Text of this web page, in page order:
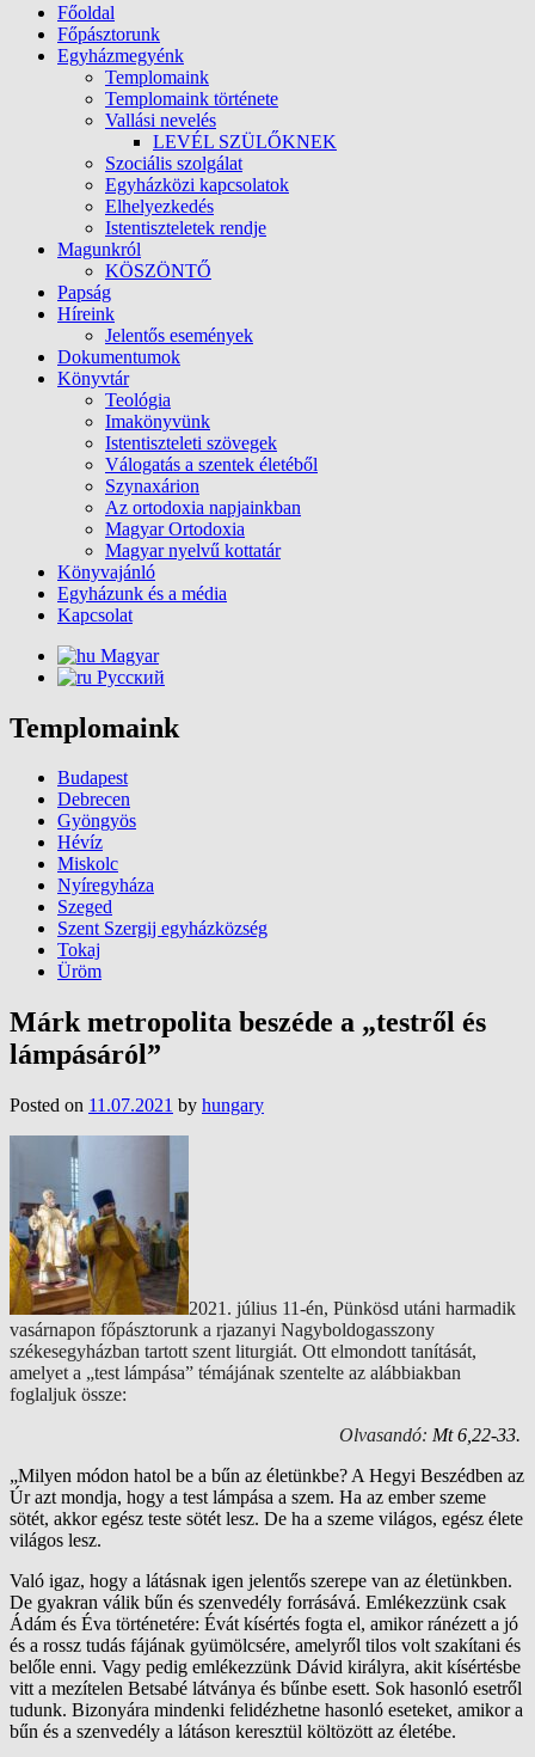
Főoldal
Főpásztorunk
Egyházmegyénk
Templomaink
Templomaink története
Vallási nevelés
LEVÉL SZÜLŐKNEK
Szociális szolgálat
Egyházközi kapcsolatok
Elhelyezkedés
Istentiszteletek rendje
Magunkról
KÖSZÖNTŐ
Papság
Híreink
Jelentős események
Dokumentumok
Könyvtár
Teológia
Imakönyvünk
Istentiszteleti szövegek
Válogatás a szentek életéből
Szynaxárion
Az ortodoxia napjainkban
Magyar Ortodoxia
Magyar nyelvű kottatár
Könyvajánló
Egyházunk és a média
Kapcsolat
Magyar
Русский
Templomaink
Budapest
Debrecen
Gyöngyös
Hévíz
Miskolc
Nyíregyháza
Szeged
Szent Szergij egyházközség
Tokaj
Üröm
Márk metropolita beszéde a „testről és
lámpásáról”
Posted on 11.07.2021 by hungary
2021. július 11-én, Pünkösd utáni harmadik
vasárnapon főpásztorunk a rjazanyi Nagyboldogasszony
székesegyházban tartott szent liturgiát. Ott elmondott tanítását,
amelyet a „test lámpása” témájának szentelte az alábbiakban
foglaljuk össze:
Olvasandó: Mt 6,22-33.
„Milyen módon hatol be a bűn az életünkbe? A Hegyi Beszédben az
Úr azt mondja, hogy a test lámpása a szem. Ha az ember szeme
sötét, akkor egész teste sötét lesz. De ha a szeme világos, egész élete
világos lesz.
Való igaz, hogy a látásnak igen jelentős szerepe van az életünkben.
De gyakran válik bűn és szenvedély forrásává. Emlékezzünk csak
Ádám és Éva történetére: Évát kísértés fogta el, amikor ránézett a jó
és a rossz tudás fájának gyümölcsére, amelyről tilos volt szakítani és
belőle enni. Vagy pedig emlékezzünk Dávid királyra, akit kísértésbe
vitt a mezítelen Betsabé látványa és bűnbe esett. Sok hasonló esetről
tudunk. Bizonyára mindenki felidézhetne hasonló eseteket, amikor a
bűn és a szenvedély a látáson keresztül költözött az életébe.